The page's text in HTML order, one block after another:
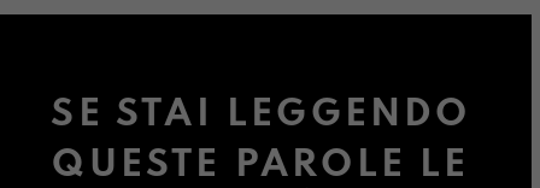
SE STAI LEGGENDO
QUESTE PAROLE LE